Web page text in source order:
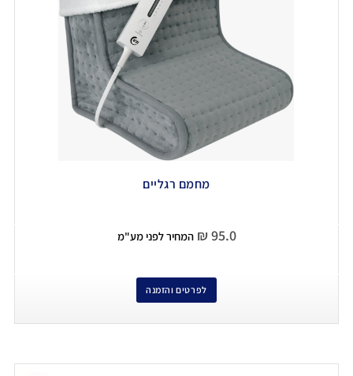
מחמם רגליים
₪ 95.0 המחיר לפני מע"מ
לפרטים והזמנה